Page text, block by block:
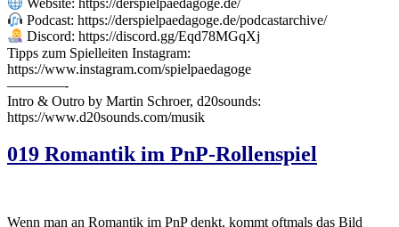
Website: https://derspielpaedagoge.de/
Podcast: https://derspielpaedagoge.de/podcastarchive/
Discord: https://discord.gg/Eqd78MGqXj
Tipps zum Spielleiten Instagram:
https://www.instagram.com/spielpaedagoge
————-
Intro & Outro by Martin Schroer, d20sounds:
https://www.d20sounds.com/musik
019 Romantik im PnP-Rollenspiel
Wenn man an Romantik im PnP denkt, kommt oftmals das Bild